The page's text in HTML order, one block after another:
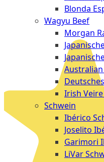
Blonda
Wagyu Beef
Morgan
Australian
Irish
Schwein
Ibérico
Joselito
Garimori
LiVar